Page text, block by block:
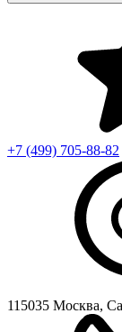
+7 (499) 705-88-82
115035 Москва,